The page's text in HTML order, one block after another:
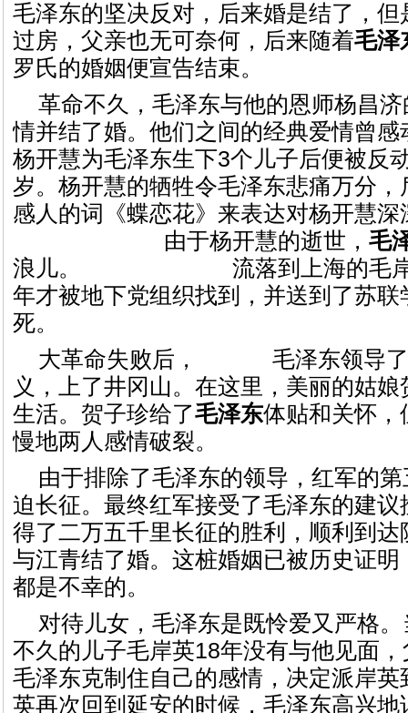
毛泽东的坚决反对，后来婚是结了，
过房，父亲也无可奈何，后来随着毛泽
罗氏的婚姻便宣告结束。
革命不久，毛泽东与他的恩师杨昌
情并结了婚。他们之间的经典爱情曾
杨开慧为毛泽东生下3个儿子后便被反
岁。杨开慧的牺牲令毛泽东悲痛万分
感人的词《蝶恋花》来表达对杨开慧
由于杨开慧的逝世， 毛
浪儿。
流落到上海的毛
年才被地下党组织找到，并送到了苏
死。
大革命失败后，
毛泽东领导
义，上了井冈山。在这里，美丽的姑
生活。 贺子珍给了毛泽东体贴和关怀，
慢地两人感情破裂。
由于排除了毛泽东的领导，红军的第
迫长征。最终红军接受了毛泽东的建
得了二万五千里长征的胜利，顺利到
与江青结了婚。这桩婚姻已被历史证明
都是不幸的。
对待儿女，毛泽东是既怜爱又严格
不久的儿子毛岸英18年没有与他见面
毛泽东克制住自己的感情，决定派岸
英再次回到延安的时候，毛泽东高兴地